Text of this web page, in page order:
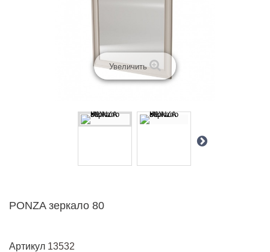
Увеличить
PONZA зеркало 80
Артикул 13532